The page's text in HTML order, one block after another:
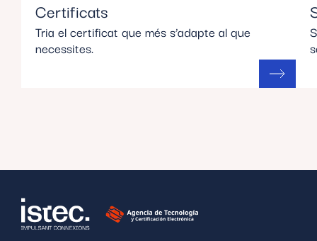
Certificats
Tria el certificat que més s’adapte al que
necessites.